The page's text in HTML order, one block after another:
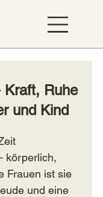
Kraft, Ruhe
und Kind
körperlich,
Frauen ist sie
und eine